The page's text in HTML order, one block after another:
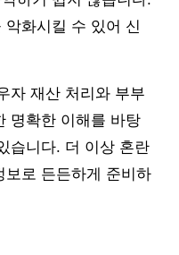
화시킬 수 있어 신
자 재산 처리와 부부
명확한 이해를 바탕
습니다. 더 이상 혼란
보로 든든하게 준비하